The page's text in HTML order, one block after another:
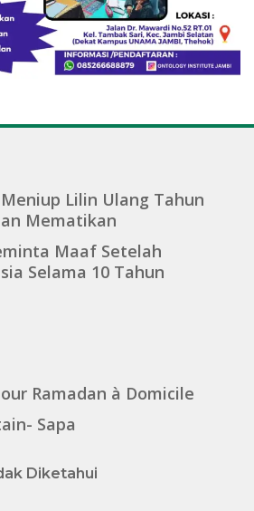
Lilin Ulang Tahun
Mematikan
Maaf Setelah
Selama 10 Tahun
Ramadan à Domicile
Sapa
Diketahui